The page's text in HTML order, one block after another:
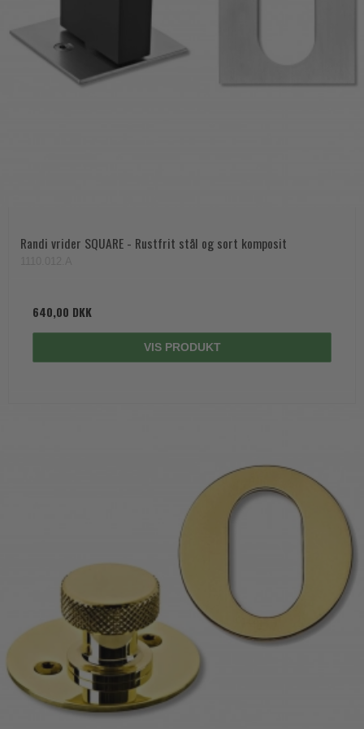
Randi vrider SQUARE - Rustfrit stål og sort komposit
640,00 DKK
VIS PRODUKT